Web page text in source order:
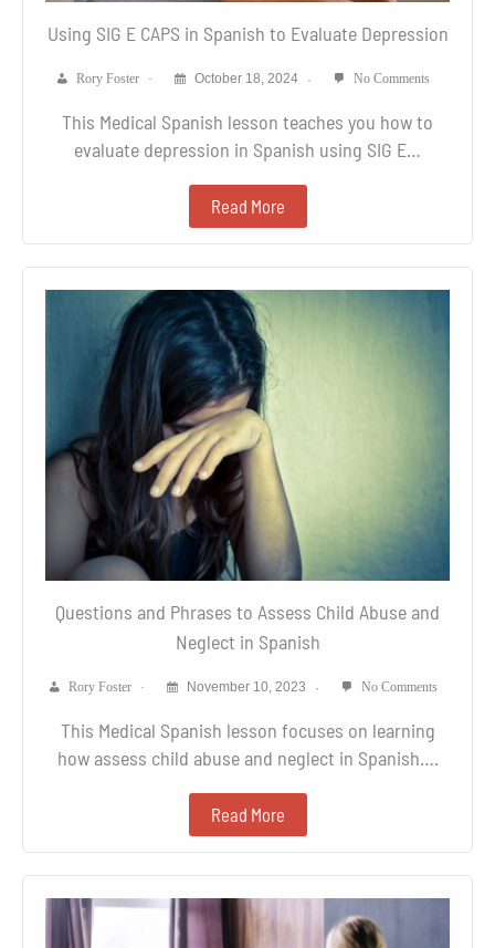
Using SIG E CAPS in Spanish to Evaluate Depression
Rory Foster October 18, 2024 No Comments
This Medical Spanish lesson teaches you how to
evaluate depression in Spanish using SIG E…
Read More
Questions and Phrases to Assess Child Abuse and
Neglect in Spanish
Rory Foster November 10, 2023 No Comments
This Medical Spanish lesson focuses on learning
how assess child abuse and neglect in Spanish….
Read More